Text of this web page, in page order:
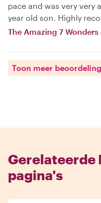
pace and was very
year old son. Highly
The Amazing 7 Wonders
Toon meer
Gerelateerde
pagina's